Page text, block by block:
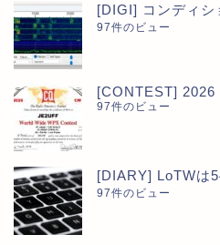
[DIGI] コンディシ
97件のビュー
[CONTEST]
97件のビュー
[DIARY] LoTWは
97件のビュー